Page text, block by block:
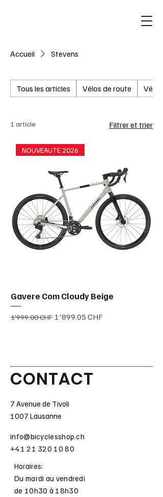
Accueil Stevens
Tous les articles Vélos de route
1 article Filtrer et trier
NOUVEAUTE 2026
Gavere Com Cloudy Beige
Prix original
1'999.00 CHF Prix promotionnel
1'899.05 CHF
CONTACT
7 Avenue de Tivoli
1007 Lausanne
info@bicyclesshop.ch
+41 21 320 10 80
Horaires:
Du mardi au vendredi
de 10h30 à 18h30